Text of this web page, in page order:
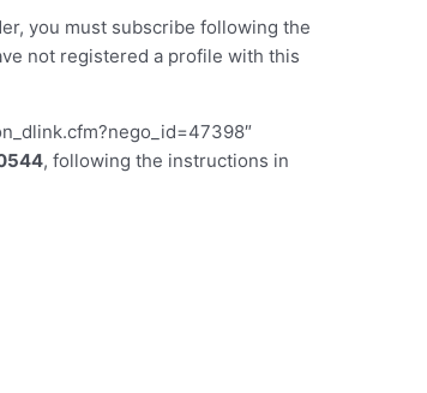
you must subscribe following the
not registered a profile with this
, following the instructions in